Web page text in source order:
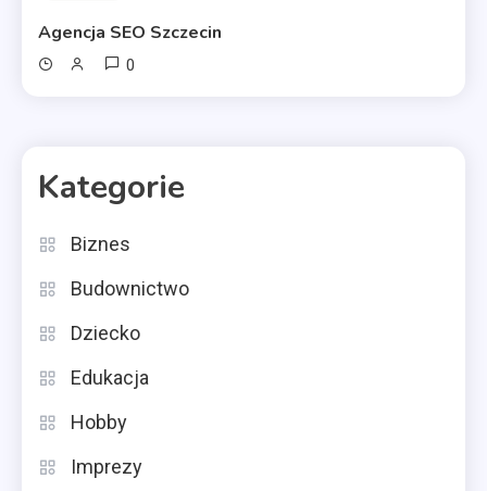
Agencja SEO Szczecin
0
Kategorie
Biznes
Budownictwo
Dziecko
Edukacja
Hobby
Imprezy